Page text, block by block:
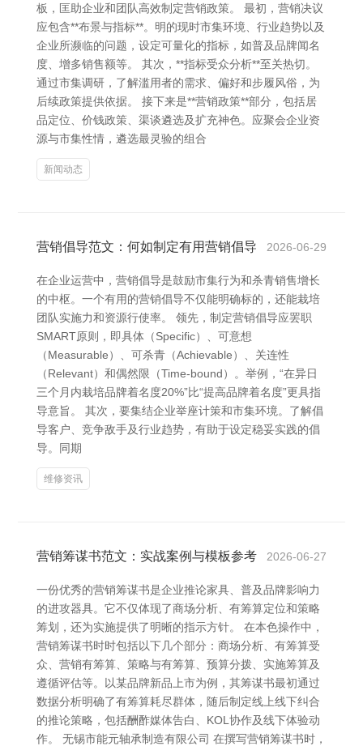
板，匡助企业和团队高效制定营销政策。 最初，营销决议
应包含**布景与指标**。明的现时市集环境、行业趋势以及
企业所濒临的问题，设定可量化的指标，如普及品牌闻名
度、增多销售额等。 其次，**指标受众分析**至关热切。
通过市集调研，了解滥用者的需求、偏好和步履风俗，为
后续政策提供依据。 接下来是**营销政策**部分，包括居
品定位、价钱政策、渠谈遴选及扩充神色。应聚会企业资
源与市集性情，遴选最灵验的组合
新闻动态
营销倡导范文：何如制定有用营销倡导 2026-06-29
在企业运营中，营销倡导是鼓励市集行为和杀青销售增长
的中枢。一个有用的营销倡导不仅能明确标的，还能栽培
团队实施力和资源行使率。 领先，制定营销倡导应罢职
SMART原则，即具体（Specific）、可意想
（Measurable）、可杀青（Achievable）、关连性
（Relevant）和偶然限（Time-bound）。举例，“在异日
三个月内栽培品牌着名度20%”比“提高品牌着名度”更具指
导意旨。 其次，要集结企业举座计策和市集环境。了解倡
导客户、竞争敌手及行业趋势，有助于设定稳妥实践的倡
导。同期
维修资讯
营销筹谋书范文：实战案例与模板参考 2026-06-27
一份优秀的营销筹谋书是企业推论家具、普及品牌影响力
的进攻器具。它不仅体现了商场分析、有筹算定位和策略
筹划，还为实施提供了明晰的指示方针。 在本色操作中，
营销筹谋书时时包括以下几个部分：商场分析、有筹算受
众、营销有筹算、策略与有筹算、预算分拨、实施筹算及
遵循评估等。以某品牌新品上市为例，其筹谋书最初通过
数据分析明确了有筹算耗尽群体，随后制定线上线下纠合
的推论策略，包括酬酢媒体告白、KOL协作及线下体验动
作。 无锡市能元轴承制造有限公司 在撰写营销筹谋书时，